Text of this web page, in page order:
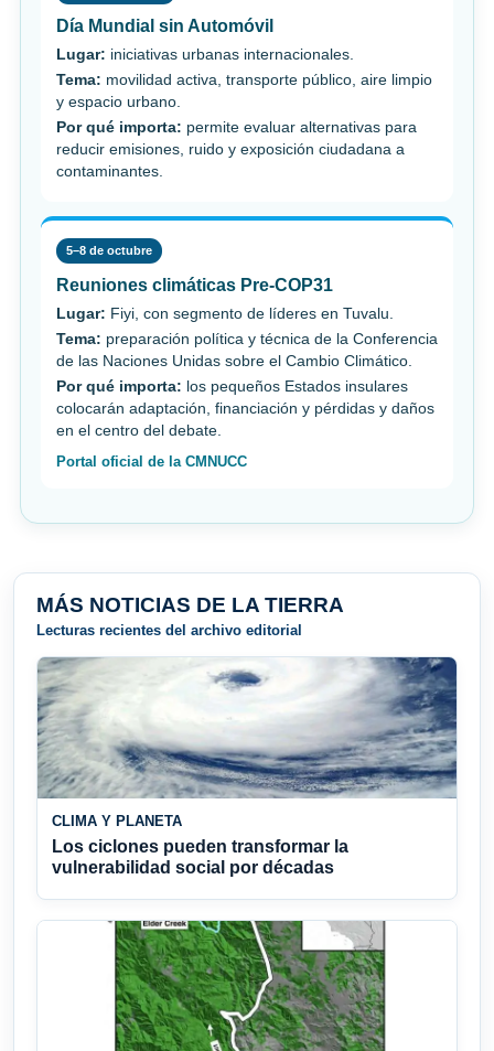
Día Mundial sin Automóvil
Lugar: iniciativas urbanas internacionales.
Tema: movilidad activa, transporte público, aire limpio
y espacio urbano.
Por qué importa: permite evaluar alternativas para
reducir emisiones, ruido y exposición ciudadana a
contaminantes.
5–8 de octubre
Reuniones climáticas Pre-COP31
Lugar: Fiyi, con segmento de líderes en Tuvalu.
Tema: preparación política y técnica de la Conferencia
de las Naciones Unidas sobre el Cambio Climático.
Por qué importa: los pequeños Estados insulares
colocarán adaptación, financiación y pérdidas y daños
en el centro del debate.
Portal oficial de la CMNUCC
MÁS NOTICIAS DE LA TIERRA
Lecturas recientes del archivo editorial
CLIMA Y PLANETA
Los ciclones pueden transformar la
vulnerabilidad social por décadas